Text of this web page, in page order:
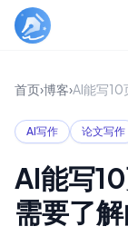
首页›博客›AI能写10
AI写作 论文写作
AI能写
需要了